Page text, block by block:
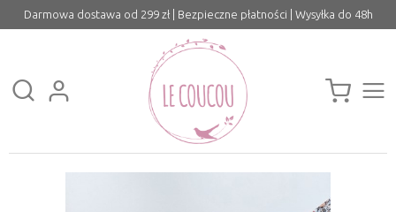
Darmowa dostawa od 299 zł | Bezpieczne płatności | Wysyłka do 48h